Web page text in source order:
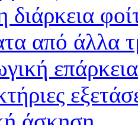
διάρκεια
από άλλα
επάρκεια